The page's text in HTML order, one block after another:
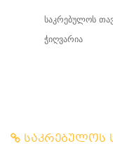
ჭიღვარია
საკრებულოს